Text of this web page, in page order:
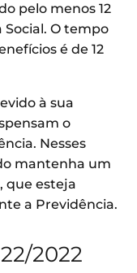
pelo menos 12
O tempo
é de 12
à sua
o
Nesses
mantenha um
que esteja
a Previdência.
2022